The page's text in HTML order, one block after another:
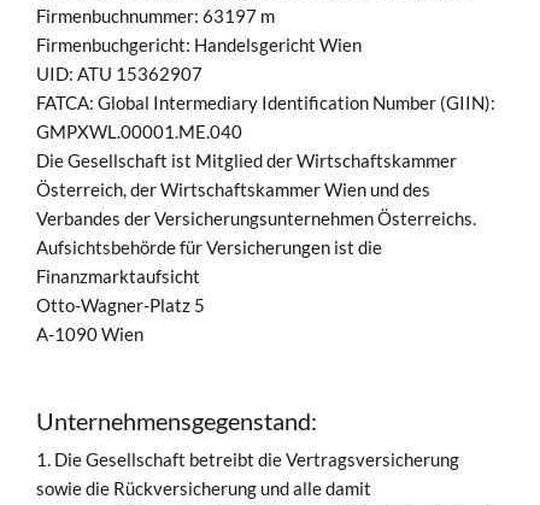
Firmenbuchnummer: 63197 m
Firmenbuchgericht: Handelsgericht Wien
UID: ATU 15362907
FATCA: Global Intermediary Identification Number (GIIN):
GMPXWL.00001.ME.040
Die Gesellschaft ist Mitglied der Wirtschaftskammer
Österreich, der Wirtschaftskammer Wien und des
Verbandes der Versicherungsunternehmen Österreichs.
Aufsichtsbehörde für Versicherungen ist die
Finanzmarktaufsicht
Otto-Wagner-Platz 5
A-1090 Wien
Unternehmensgegenstand:
1. Die Gesellschaft betreibt die Vertragsversicherung
sowie die Rückversicherung und alle damit